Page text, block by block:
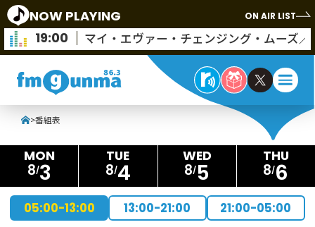
NOW PLAYING ON AIR LIST
19:00 マイ・エヴァー・チェンジング・ムーズ
>番組表
8 3 8 4 8 5 8 6
05:00-13:00 13:00-21:00 21:00-05:00